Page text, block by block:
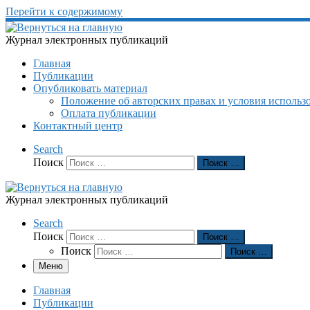
Перейти к содержимому
Журнал электронных публикаций
Главная
Публикации
Опубликовать материал
Положение об авторских правах и условия
Оплата публикации
Контактный центр
Search
Поиск
Поиск …
Журнал электронных публикаций
Search
Поиск
Поиск …
Поиск
Поиск …
Меню
Главная
Публикации